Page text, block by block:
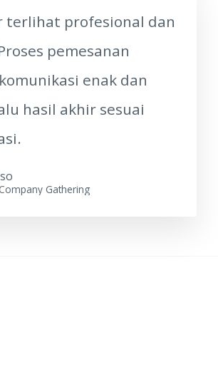
terlihat profesional dan
pemesanan
enak dan
hasil akhir sesuai
Gathering